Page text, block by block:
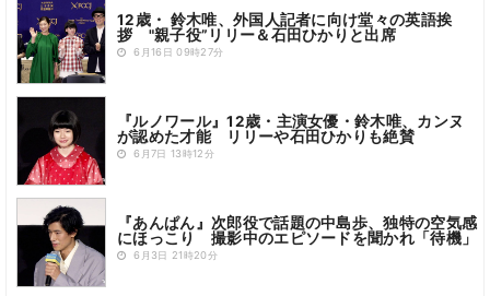
12歳・ 鈴木唯、外国人記者に向け堂々の英語挨
拶 "親子役”リリー＆石田ひかりと出席
6月16日 09時27分
『ルノワール』12歳・主演女優・鈴木唯、カンヌ
が認めた才能 リリーや石田ひかりも絶賛
6月7日 13時12分
『あんぱん』次郎役で話題の中島歩、独特の空気感
にほっこり 撮影中のエピソードを聞かれ「待機」
6月3日 21時20分